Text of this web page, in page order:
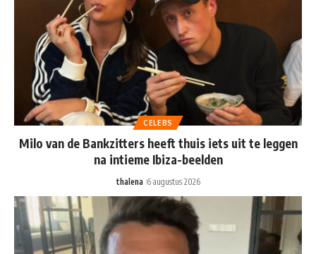
CELEBS
Milo van de Bankzitters heeft thuis iets uit te leggen
na intieme Ibiza-beelden
thalena 6 augustus 2026